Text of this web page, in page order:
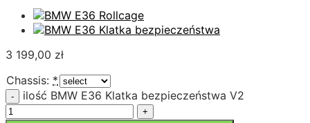
3 199,00 zł
Chassis: *
ilość BMW E36 Klatka bezpieczeństwa V2